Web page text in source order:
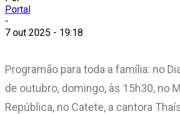
Portal
-
7 out 2025 - 19:18
Programão para toda a família: no
de outubro, domingo, às 15h30, no
República, no Catete, a cantora